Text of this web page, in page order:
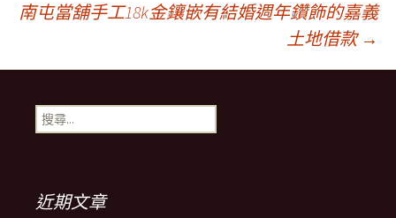
章
導
覽
列
南屯當舖手工18k金鑲嵌有結婚週年鑽飾的嘉義
土地借款 →
搜
尋
近期文章